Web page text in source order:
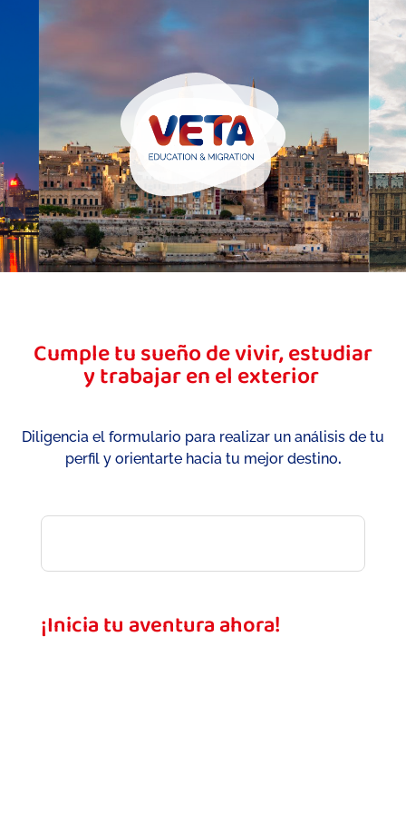
Cumple tu sueñode vivir, estudiar
y trabajaren el exterior
Diligencia el formulario para realizar un análisis de tu
perfil y orientarte hacia tu mejor destino.
¡Inicia tu aventura ahora!